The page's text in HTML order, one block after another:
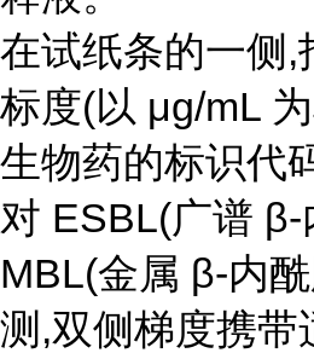
在试纸条的一侧,
标度(以 μg/mL
生物药的标识代
对 ESBL(广谱 β-
MBL(金属 β-内
测,双侧梯度携带